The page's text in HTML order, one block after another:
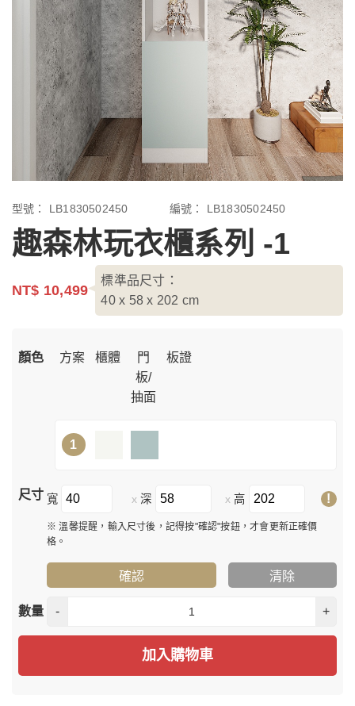
型號： LB1830502450 編號： LB1830502450
趣森林玩衣櫃系列 -1
NT$ 10,499
標準品尺寸：
40 x 58 x 202 cm
顏色 方案 櫃體
門
板/
抽面
板證
1
尺寸 寬 x 深 x 高 !
※ 溫馨提醒，輸入尺寸後，記得按"確認"按鈕，才會更新正確價
格。
確認 清除
數量 - +
加入購物車